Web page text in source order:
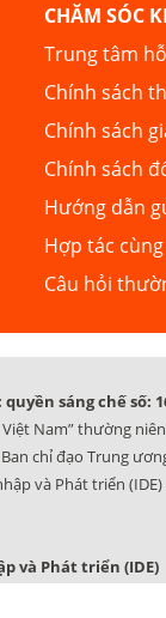
CHĂM SÓC
Trung tâm
Chính sách
Chính sách
Chính sách
Hướng dẫn
Hợp tác cùng
Câu hỏi
sáng chế số:
Nam” thường
chỉ đạo Trung
và Phát triển
và Phát triển (IDE)